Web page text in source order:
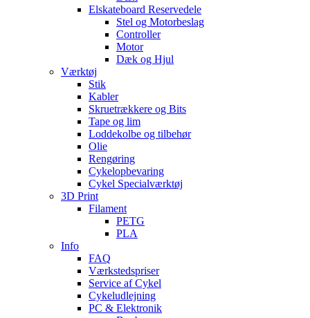
Elskateboard Reservedele
Stel og Motorbeslag
Controller
Motor
Dæk og Hjul
Værktøj
Stik
Kabler
Skruetrækkere og Bits
Tape og lim
Loddekolbe og tilbehør
Olie
Rengøring
Cykelopbevaring
Cykel Specialværktøj
3D Print
Filament
PETG
PLA
Info
FAQ
Værkstedspriser
Service af Cykel
Cykeludlejning
PC & Elektronik